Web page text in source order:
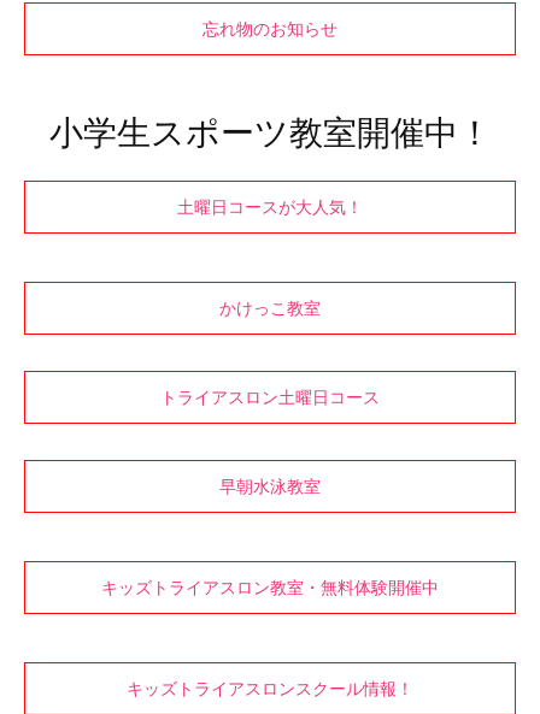
忘れ物のお知らせ
小学生スポーツ教室開催中！
土曜日コースが大人気！
かけっこ教室
トライアスロン土曜日コース
早朝水泳教室
キッズトライアスロン教室・無料体験開催中
キッズトライアスロンスクール情報！